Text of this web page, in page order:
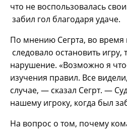
что не воспользовалась
забил гол благодаря удаче.
По мнению Сегрта, во время
следовало остановить игру,
нарушение. «Возможно я
изучения правил. Все
случае, — сказал Сегрт. —
нашему игроку, когда был
На вопрос о том, почему